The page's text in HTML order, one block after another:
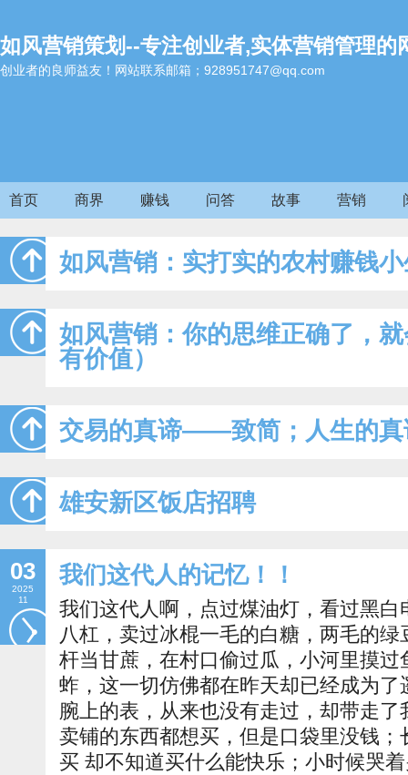
如风营销策划--专注创业者,实体营销管理的
创业者的良师益友！网站联系邮箱；928951747@qq.com
首页 商界 赚钱 问答 故事 营销
如风营销：实打实的农村赚钱
如风营销：你的思维正确了，
有价值）
交易的真谛——致简；人生的
雄安新区饭店招聘
03
2025
11
我们这代人的记忆！！
我们这代人啊，点过煤油灯，看过黑
八杠，卖过冰棍一毛的白糖，两毛的
杆当甘蔗，在村口偷过瓜，小河里摸
蚱，这一切仿佛都在昨天却已经成为
腕上的表，从来也没有走过，却带走
卖铺的东西都想买，但是口袋里没钱
买 却不知道买什么能快乐；小时候哭